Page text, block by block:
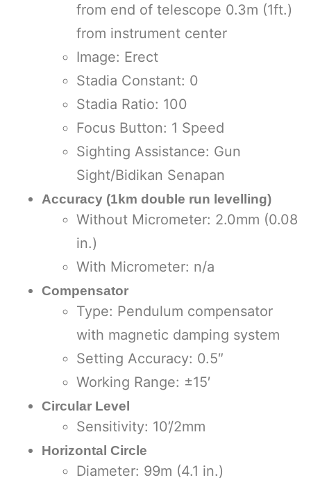
from end of telescope 0.3m (1ft.)
from instrument center
Image: Erect
Stadia Constant: 0
Stadia Ratio: 100
Focus Button: 1 Speed
Sighting Assistance: Gun
Sight/Bidikan Senapan
Accuracy (1km double run levelling)
Without Micrometer: 2.0mm (0.08
in.)
With Micrometer: n/a
Compensator
Type: Pendulum compensator
with magnetic damping system
Setting Accuracy: 0.5″
Working Range: ±15′
Circular Level
Sensitivity: 10’/2mm
Horizontal Circle
Diameter: 99m (4.1 in.)